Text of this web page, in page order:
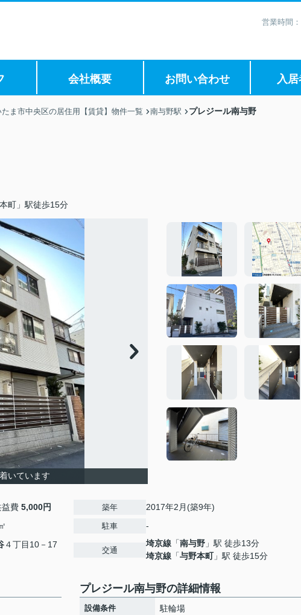
営業時間
会社概要 お問い合わせ 入
たま市中央区の居住用【賃貸】物件一覧 南与野駅 プレジール南与野
町」駅徒歩15分
いています
費 5,000円
４丁目10－17
築年 2017年2月(築9年)
駐車 -
交通
埼京線 「南与野 」駅 徒歩13分
埼京線 「与野本町」駅 徒歩15分
プレジール南与野の詳細情報
設備条件 駐輪場